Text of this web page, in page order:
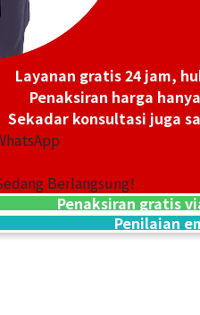
Layanan gratis 24 jam,
Penaksiran harga
Sekadar konsultasi juga
Berlangsung!
Penaksiran gratis
Penilaian